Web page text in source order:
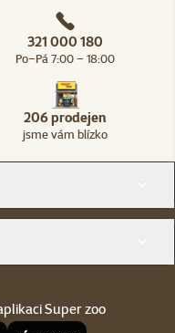
321 000 180
Po–Pá 7:00 – 18:00
206 prodejen
jsme vám blízko
Super zoo